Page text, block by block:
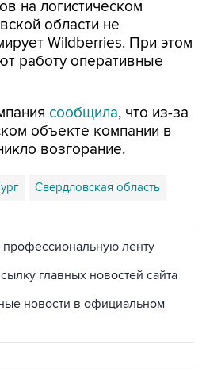
Wildberries. При этом
работу оперативные
возгорание.
Свердловская область
главных новостей сайта
новости в официальном